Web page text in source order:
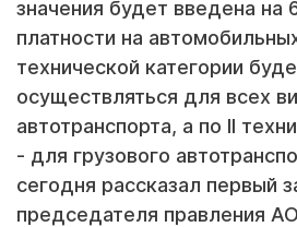
значения будет введена на
платности на
технической категории
осуществляться для всех
автотранспорта, а по II
- для грузового
сегодня рассказал первый
председателя правления